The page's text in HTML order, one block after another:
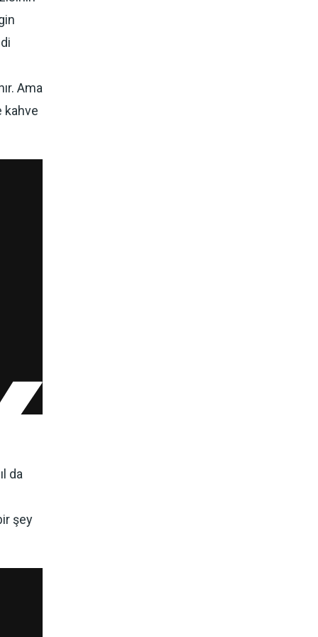
Ama
kahve
da
şey